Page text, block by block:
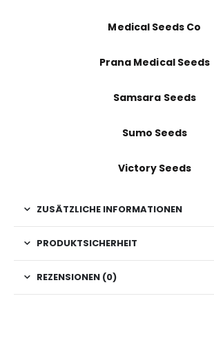
Medical Seeds Co
Prana Medical Seeds
Samsara Seeds
Sumo Seeds
Victory Seeds
ZUSÄTZLICHE INFORMATIONEN
PRODUKTSICHERHEIT
REZENSIONEN (0)